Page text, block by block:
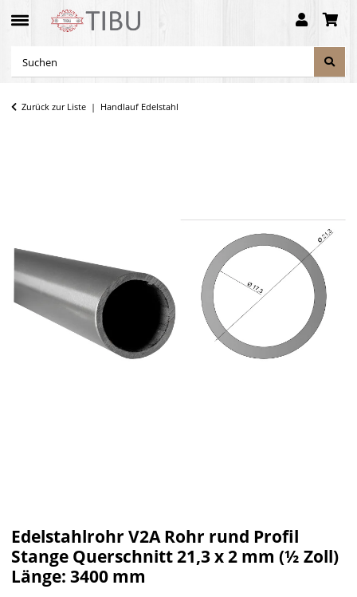
Zurück zur Liste Handlauf Edelstahl
Edelstahlrohr V2A Rohr rund Profil
Stange Querschnitt 21,3 x 2 mm (½ Zoll)
Länge: 3400 mm